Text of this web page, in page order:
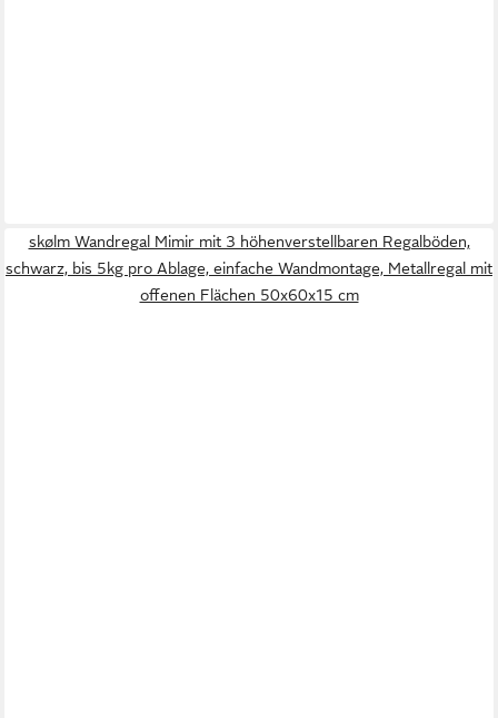
skølm Wandregal Mimir mit 3 höhenverstellbaren Regalböden,
schwarz, bis 5kg pro Ablage, einfache Wandmontage, Metallregal mit
offenen Flächen 50x60x15 cm